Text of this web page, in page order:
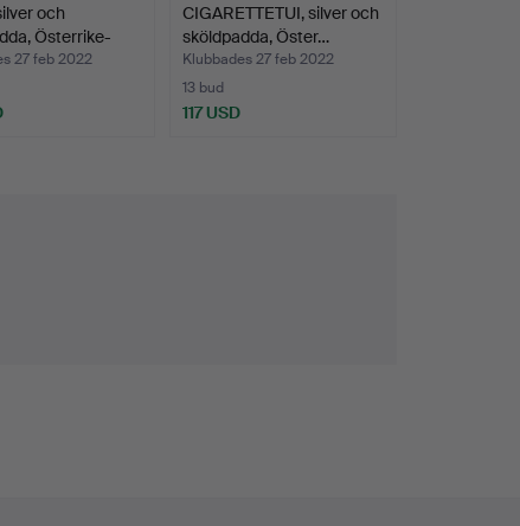
och
Österrike-
27 feb 2022
CIGARETTETUI, silver och
sköldpadda, Öster…
Klubbades 27 feb 2022
13 bud
117 USD